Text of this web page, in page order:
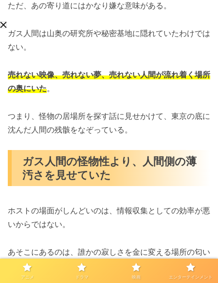
ただ、あの寄り道にはかなり嫌な意味がある。
ガス人間は山奥の研究所や秘密基地に隠れていたわけでは
ない。
売れない映像、売れない夢、売れない人間が流れ着く場所
の奥にいた。
つまり、怪物の居場所を探す話に見せかけて、東京の底に
沈んだ人間の残骸をなぞっている。
ガス人間の怪物性より、人間側の薄
汚さを見せていた
ホストの場面がしんどいのは、情報収集としての効率が悪
いからではない。
あそこにあるのは、誰かの寂しさを金に変える場所の匂い
だ。
アニメ ドラマ 映画 エンターテインメント